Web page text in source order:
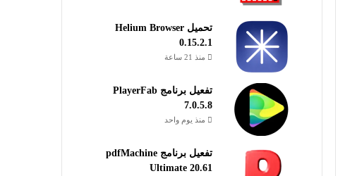
تحميل Helium Browser
0.15.2.1
منذ 21 ساعة
تفعيل برنامج PlayerFab
7.0.5.8
منذ يوم واحد
تفعيل برنامج pdfMachine
Ultimate 20.61